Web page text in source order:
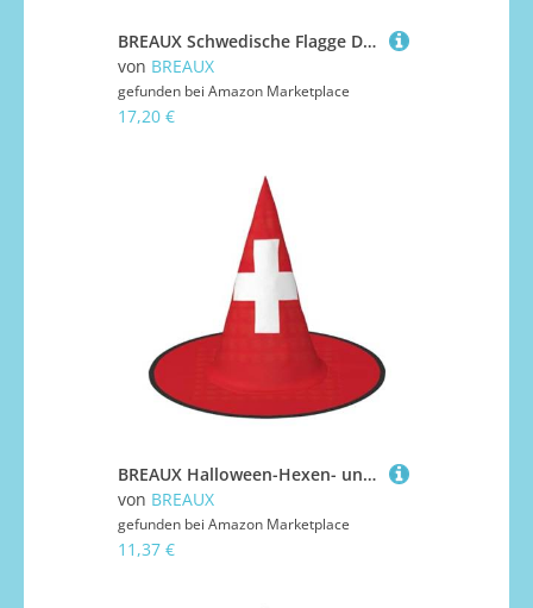
BREAUX Schwedische Flagge Druck Halloween Hexe und Zauberer Hut Hexenkostüm für Themendekoration Halloween Party
von BREAUX
gefunden bei Amazon Marketplace
17,20 €
BREAUX Halloween-Hexen- und Zaubererhut, Hexenkostüm mit Schweizer Flagge, für Themendekoration, Halloween-Party
von BREAUX
gefunden bei Amazon Marketplace
11,37 €